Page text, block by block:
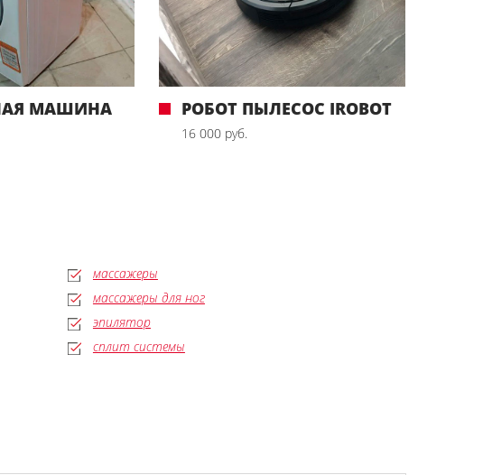
МАШИНА
РОБОТ ПЫЛЕСОС IROBOT
16 000 руб.
массажеры
массажеры для ног
эпилятор
сплит системы